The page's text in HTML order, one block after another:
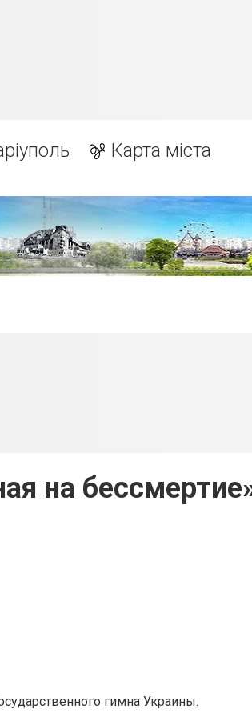
Карта міста
на
гимна Украины.